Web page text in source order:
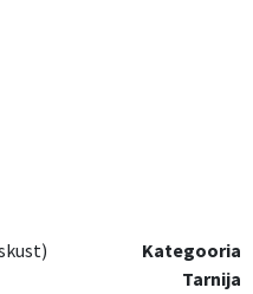
Kategooria
Tarnija